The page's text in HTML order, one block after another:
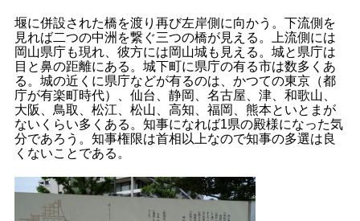
堰に併設された橋を渡り再び左岸側に向かう。下流側を
見れば二つの中洲を繋ぐ三つの橋が見える。上流側には
岡山県庁も現れ、彼方には岡山城も見える。城と県庁は
目と鼻の距離にある。城下町に県庁の有る市は数多くあ
る。城の近くに県庁などが有るのは、かつての東京（都
庁が有楽町時代）、仙台、静岡、名古屋、津、和歌山、
大阪、鳥取、松江、松山、高知、福岡、熊本といとまが
ないくらい多くある。知事になれば1県の殿様になった気
分であろう。知事権限は首相以上なので知事の多選は良
くないことである。